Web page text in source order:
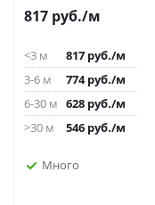
817 руб./м
<3 м 817 руб./м
3-6 м
774руб./м
6-30 м 628 руб./м
>30 м
546 руб./м
Много